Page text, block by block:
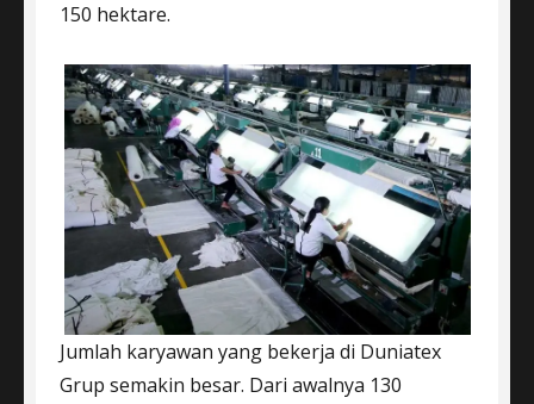
150 hektare.
Jumlah karyawan yang bekerja di Duniatex
Grup semakin besar. Dari awalnya 130